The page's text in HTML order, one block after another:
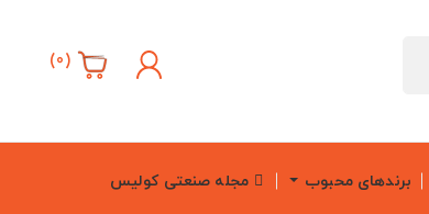
(
0
)
برندهای محبوب مجله صنعتی کولیس